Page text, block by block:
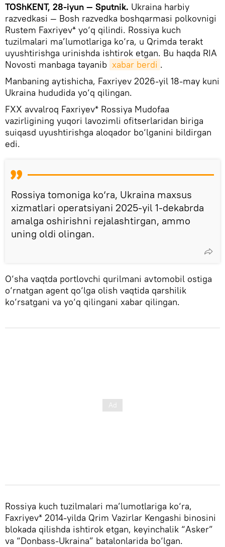
TOShKENT, 28-iyun — Sputnik. Ukraina harbiy
razvedkasi — Bosh razvedka boshqarmasi polkovnigi
Rustem Faxriyev* yo‘q qilindi. Rossiya kuch
tuzilmalari ma’lumotlariga ko‘ra, u Qrimda terakt
uyushtirishga urinishda ishtirok etgan. Bu haqda RIA
Novosti manbaga tayanib xabar berdi .
Manbaning aytishicha, Faxriyev 2026-yil 18-may kuni
Ukraina hududida yo‘q qilingan.
FXX avvalroq Faxriyev* Rossiya Mudofaa
vazirligining yuqori lavozimli ofitserlaridan biriga
suiqasd uyushtirishga aloqador bo‘lganini bildirgan
edi.
Rossiya tomoniga ko‘ra, Ukraina maxsus
xizmatlari operatsiyani 2025-yil 1-dekabrda
amalga oshirishni rejalashtirgan, ammo
uning oldi olingan.
O‘sha vaqtda portlovchi qurilmani avtomobil ostiga
o‘rnatgan agent qo‘lga olish vaqtida qarshilik
ko‘rsatgani va yo‘q qilingani xabar qilingan.
Rossiya kuch tuzilmalari ma’lumotlariga ko‘ra,
Faxriyev* 2014-yilda Qrim Vazirlar Kengashi binosini
blokada qilishda ishtirok etgan, keyinchalik “Asker”
va “Donbass-Ukraina” batalonlarida bo‘lgan.